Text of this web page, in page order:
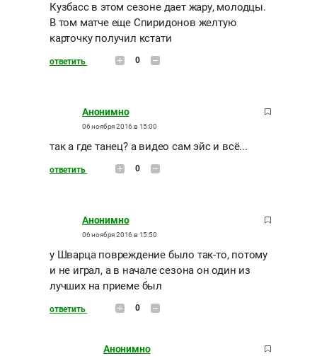
Кузбасс в этом сезоне дает жару, молодцы.
В том матче еще Спиридонов желтую
карточку получил кстати
ответить 0
Анонимно
06 ноября 2016 в 15:00
так а где танец? а видео сам эйс и всё...
ответить 0
Анонимно
06 ноября 2016 в 15:50
у Шварца повреждение было так-то, потому
и не играл, а в начале сезона он один из
лучших на приеме был
ответить 0
Анонимно